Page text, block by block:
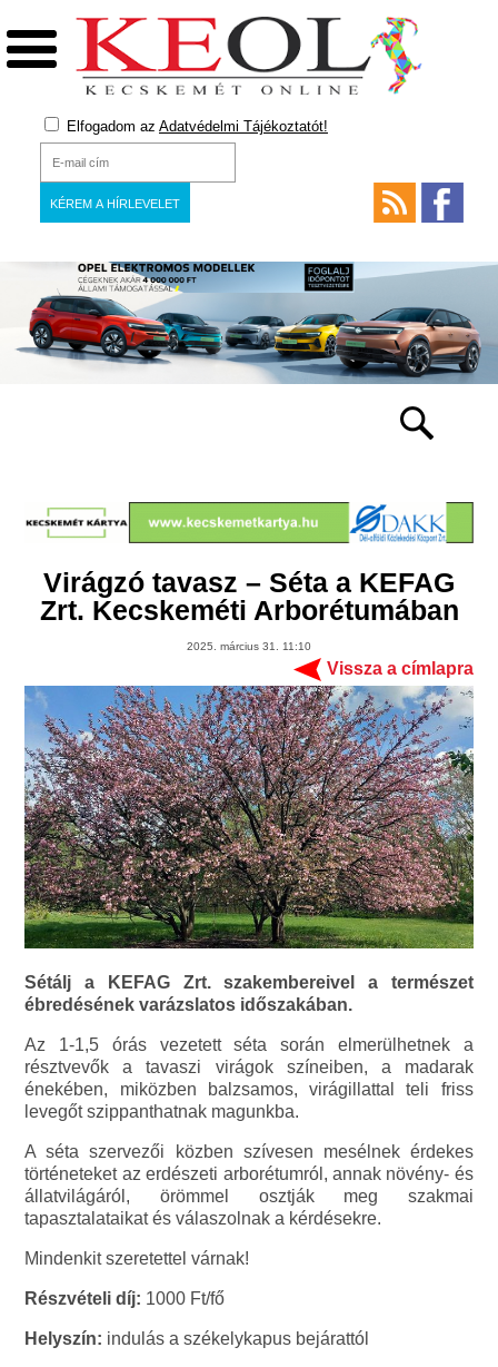
Elfogadom az Adatvédelmi Tájékoztatót!
Virágzó tavasz – Séta a KEFAG
Zrt. Kecskeméti Arborétumában
2025. március 31. 11:10
Vissza a címlapra
Sétálj a KEFAG Zrt. szakembereivel a természet
ébredésének varázslatos időszakában.
Az 1-1,5 órás vezetett séta során elmerülhetnek a
résztvevők a tavaszi virágok színeiben, a madarak
énekében, miközben balzsamos, virágillattal teli friss
levegőt szippanthatnak magunkba.
A séta szervezői közben szívesen mesélnek érdekes
történeteket az erdészeti arborétumról, annak növény- és
állatvilágáról, örömmel osztják meg szakmai
tapasztalataikat és válaszolnak a kérdésekre.
Mindenkit szeretettel várnak!
Részvételi díj: 1000 Ft/fő
Helyszín: indulás a székelykapus bejárattól